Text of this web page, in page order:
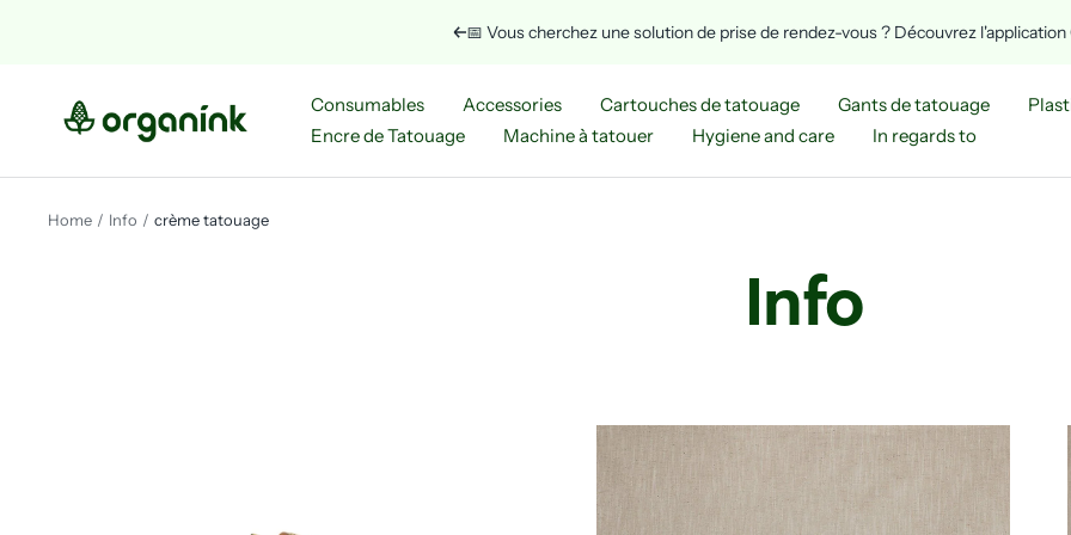
Previous
📅 Vous cherchez une solution de prise de rendez-vous ? Découvrez
Consumables Accessories Cartouches de tatouage Gants de tatouage
Encre de Tatouage
Machine à tatouer Hygiene and care In regards to
Organink
Home Info crème tatouage
Info